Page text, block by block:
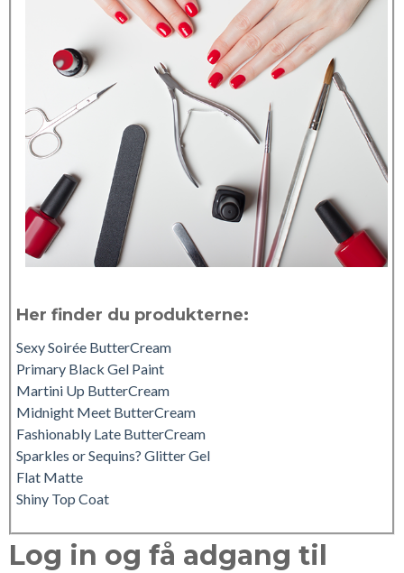
Her finder du produkterne:
Sexy Soirée ButterCream
Primary Black Gel Paint
Martini Up ButterCream
Midnight Meet ButterCream
Fashionably Late ButterCream
Sparkles or Sequins? Glitter Gel
Flat Matte
Shiny Top Coat
Log in og få adgang til